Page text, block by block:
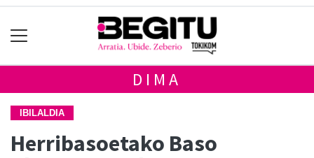
DIMA
IBILALDIA
Herribasoetako Baso